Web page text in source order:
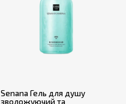
Senana Гель для душу
зволожуючий та